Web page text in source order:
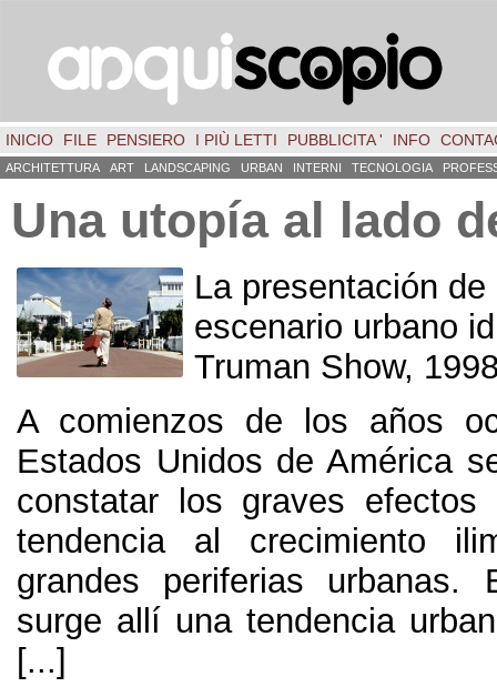
INICIO FILE PENSIERO I PIÙ LETTI PUBBLICITA ' INFO
ARCHITETTURA ART LANDSCAPING URBAN INTERNI TECNOLOGIA
Una utopía al lado
La presentación
escenario urbano
Truman Show,
A comienzos de los años
Estados Unidos de América
constatar los graves
tendencia al crecimiento
grandes periferias urbanas.
surge allí una tendencia
[...]